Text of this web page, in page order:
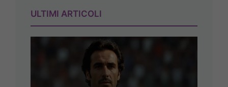
ULTIMI ARTICOLI